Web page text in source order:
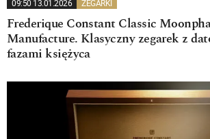
09:50 13.01.2026 ZEGARKI
Frederique Constant Classic
Manufacture. Klasyczny zegarek z
fazami księżyca